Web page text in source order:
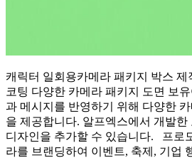
캐릭터 일회용카메라 패키지 박스 제
코팅 다양한 카메라 패키지 도면 보
과 메시지를 반영하기 위해 다양한
을 제공합니다. 알프엑스에서 개발한
디자인을 추가할 수 있습니다. 프로
라를 브랜딩하여 이벤트, 축제, 기업